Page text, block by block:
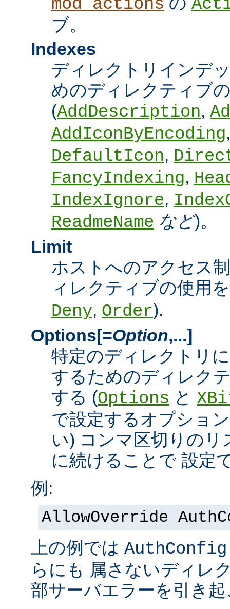
mod_actions
ブ。
Indexes
ディレクトリインデ
めのディレクティブ
(AddDescription,
AddIconByEncoding
DefaultIcon,
FancyIndexing,
IndexIgnore,
ReadmeName など)。
Limit
ホストへのアクセス
ィレクティブの使用
Deny, Order).
Options[=Option,...]
特定のディレクトリ
するためのディレク
する (Options と
で設定するオプショ
い) コンマ区切りの
に続けることで 設定
例:
AllowOverride
上の例では AuthConfig
らにも 属さないディレ
部サーバエラーを引き